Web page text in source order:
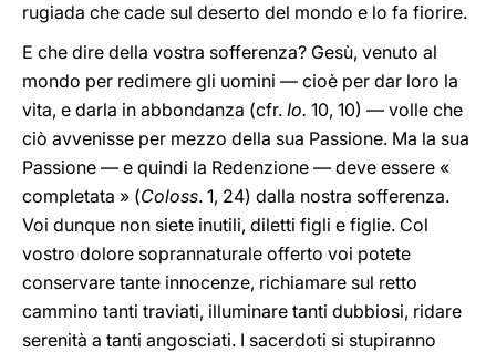
rugiada che cade sul deserto del mondo e lo fa fiorire.
E che dire della vostra sofferenza? Gesù, venuto al
mondo per redimere gli uomini — cioè per dar loro la
vita, e darla in abbondanza (cfr. Io. 10, 10) — volle che
ciò avvenisse per mezzo della sua Passione. Ma la sua
Passione — e quindi la Redenzione — deve essere «
completata » (Coloss. 1, 24) dalla nostra sofferenza.
Voi dunque non siete inutili, diletti figli e figlie. Col
vostro dolore soprannaturale offerto voi potete
conservare tante innocenze, richiamare sul retto
cammino tanti traviati, illuminare tanti dubbiosi, ridare
serenità a tanti angosciati. I sacerdoti si stupiranno